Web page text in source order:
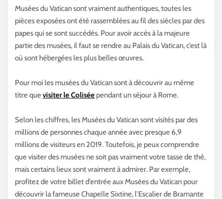
Musées du Vatican sont vraiment authentiques, toutes les
pièces exposées ont été rassemblées au fil des siècles par des
papes qui se sont succédés. Pour avoir accès à la majeure
partie des musées, il faut se rendre au Palais du Vatican, c’est là
où sont hébergées les plus belles œuvres.
Pour moi les musées du Vatican sont à découvrir au même
titre quevisiter le Colisée pendant un séjour à Rome.
Selon les chiffres, les Musées du Vatican sont visités par des
millions de personnes chaque année avec presque 6,9
millions de visiteurs en 2019. Toutefois, je peux comprendre
que visiter des musées ne soit pas vraiment votre tasse de thé,
mais certains lieux sont vraiment à admirer. Par exemple,
profitez de votre billet d’entrée aux Musées du Vatican pour
découvrir la fameuse Chapelle Sixtine, l’Escalier de Bramante